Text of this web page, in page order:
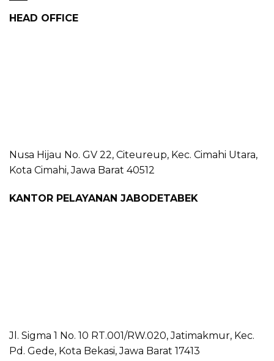
HEAD OFFICE
Nusa Hijau No. GV 22, Citeureup, Kec. Cimahi Utara,
Kota Cimahi, Jawa Barat 40512
KANTOR PELAYANAN JABODETABEK
Jl. Sigma 1 No. 10 RT.001/RW.020, Jatimakmur, Kec.
Pd. Gede, Kota Bekasi, Jawa Barat 17413